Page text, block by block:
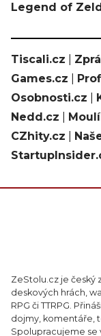
Legend of
Tiscali.cz
Games.cz
Osobnosti.cz
Nedd.cz
CZhity.cz
ZeStolu.cz je český
deskových hrách,
RPG či TTRPG.
dojmy, komentáře,
Spolupracujeme se